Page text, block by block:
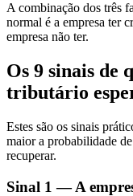
A combinação dos três
normal é a empresa ter
empresa não ter.
Os 9 sinais de
tributário
Estes são os sinais
maior a probabilidade
recuperar.
Sinal 1 — A